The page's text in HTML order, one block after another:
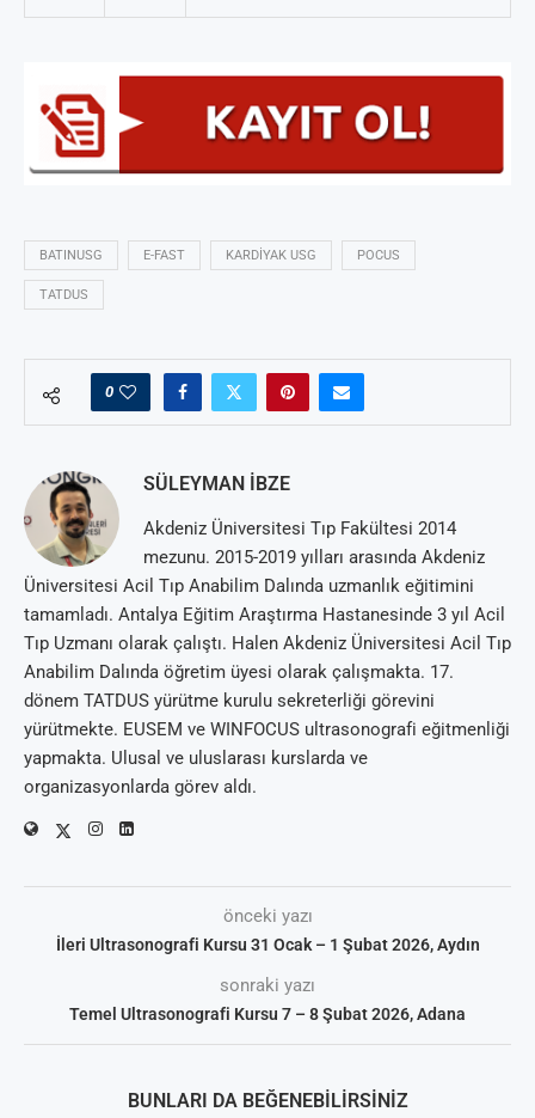
BATINUSG E-FAST KARDIYAK USG POCUS
TATDUS
0
SÜLEYMAN İBZE
Akdeniz Üniversitesi Tıp Fakültesi 2014
mezunu. 2015-2019 yılları arasında Akdeniz
Üniversitesi Acil Tıp Anabilim Dalında uzmanlık eğitimini
tamamladı. Antalya Eğitim Araştırma Hastanesinde 3 yıl Acil
Tıp Uzmanı olarak çalıştı. Halen Akdeniz Üniversitesi Acil Tıp
Anabilim Dalında öğretim üyesi olarak çalışmakta. 17.
dönem TATDUS yürütme kurulu sekreterliği görevini
yürütmekte. EUSEM ve WINFOCUS ultrasonografi eğitmenliği
yapmakta. Ulusal ve uluslarası kurslarda ve
organizasyonlarda görev aldı.
önceki yazı
İleri Ultrasonografi Kursu 31 Ocak – 1 Şubat 2026, Aydın
sonraki yazı
Temel Ultrasonografi Kursu 7 – 8 Şubat 2026, Adana
BUNLARI DA BEĞENEBILIRSINIZ